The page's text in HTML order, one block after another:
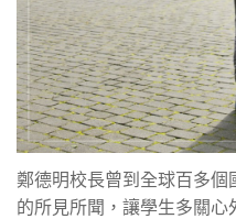
鄭德明校長曾到全球百多個
的所見所聞，讓學生多關